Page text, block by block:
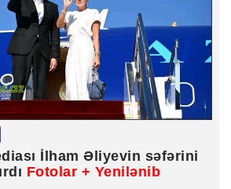
İlham Əliyevin səfərini
Fotolar + Yenilənib